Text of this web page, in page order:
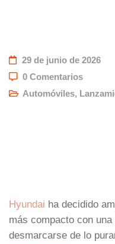
29 de junio de 2026
0 Comentarios
Automóviles,
Hyundai ha decidido
más compacto con
desmarcarse de lo